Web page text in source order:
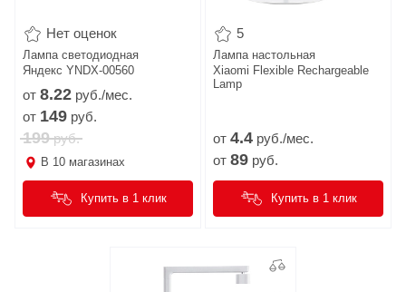
Нет оценок
Лампа светодиодная
Яндекс YNDX-00560
от 8.22 руб./мес.
от 149 руб.
199руб.
В 10 магазинах
Купить в 1 клик
5
Лампа настольная
Xiaomi Flexible Rechargeable
Lamp
от 4.4 руб./мес.
от 89 руб.
Купить в 1 клик